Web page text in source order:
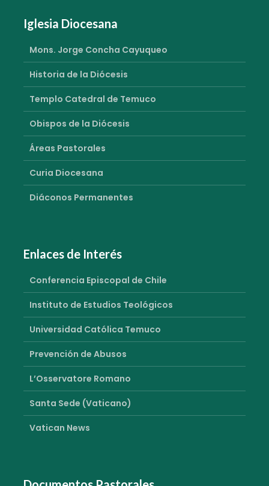
Iglesia Diocesana
Mons. Jorge Concha Cayuqueo
Historia de la Diócesis
Templo Catedral de Temuco
Obispos de la Diócesis
Áreas Pastorales
Curia Diocesana
Diáconos Permanentes
Enlaces de Interés
Conferencia Episcopal de Chile
Instituto de Estudios Teológicos
Universidad Católica Temuco
Prevención de Abusos
L’Osservatore Romano
Santa Sede (Vaticano)
Vatican News